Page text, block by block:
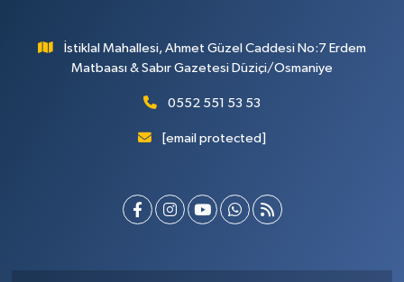
İstiklal Mahallesi, Ahmet Güzel Caddesi No:7 Erdem
Matbaası & Sabır Gazetesi Düziçi/Osmaniye
0552 551 53 53
[email protected]